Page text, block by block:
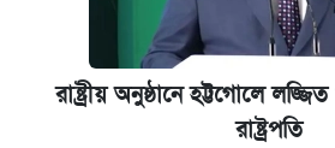
রাষ্ট্রীয় অনুষ্ঠানে হট্টগোলে
রাষ্ট্রপতি